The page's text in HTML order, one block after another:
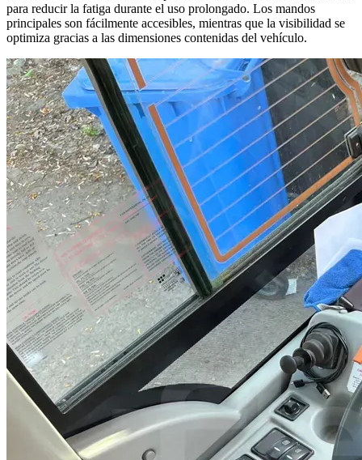
para reducir la fatiga durante el uso prolongado. Los mandos
principales son fácilmente accesibles, mientras que la visibilidad se
optimiza gracias a las dimensiones contenidas del vehículo.